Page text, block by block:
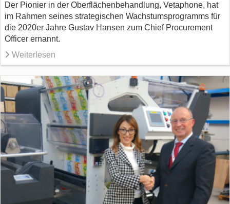
Der Pionier in der Oberflächenbehandlung, Vetaphone, hat
im Rahmen seines strategischen Wachstumsprogramms für
die 2020er Jahre Gustav Hansen zum Chief Procurement
Officer ernannt.
Weiterlesen